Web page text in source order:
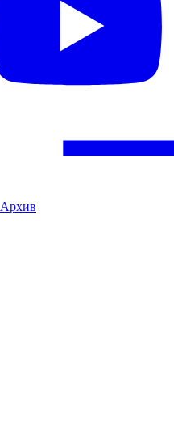
Архив